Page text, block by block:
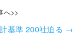
へ>>
基準 200社迫る →